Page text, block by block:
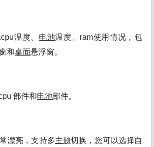
温度、 电池温度、ram使用情况，包
和桌面悬浮窗。
部件和电池部件。
漂亮，支持多主题切换，您可以选择自